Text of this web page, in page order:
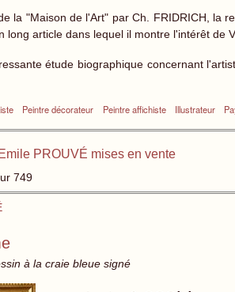
la "Maison de l'Art" par Ch. FRIDRICH, la
long article dans lequel il montre l'intérêt
étude biographique concernant
Peintre décorateur Peintre affichiste Illustrateur
PROUVÉ mises en vente
749
à la craie bleue signé